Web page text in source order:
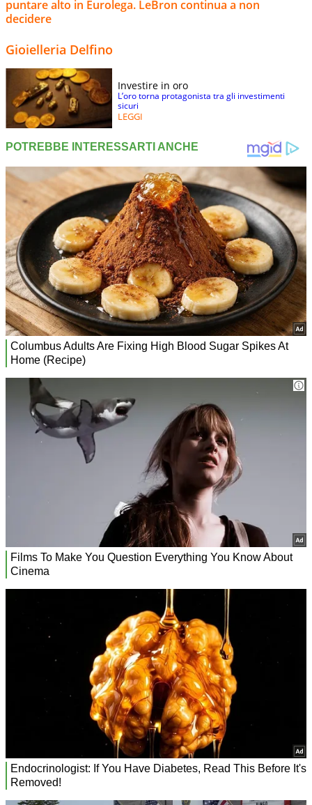
puntare alto in Eurolega. LeBron continua a non
decidere
Gioielleria Delfino
Investire in oro
L’oro torna protagonista tra gli investimenti
sicuri
LEGGI